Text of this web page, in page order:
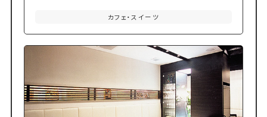
カフェ・スイーツ